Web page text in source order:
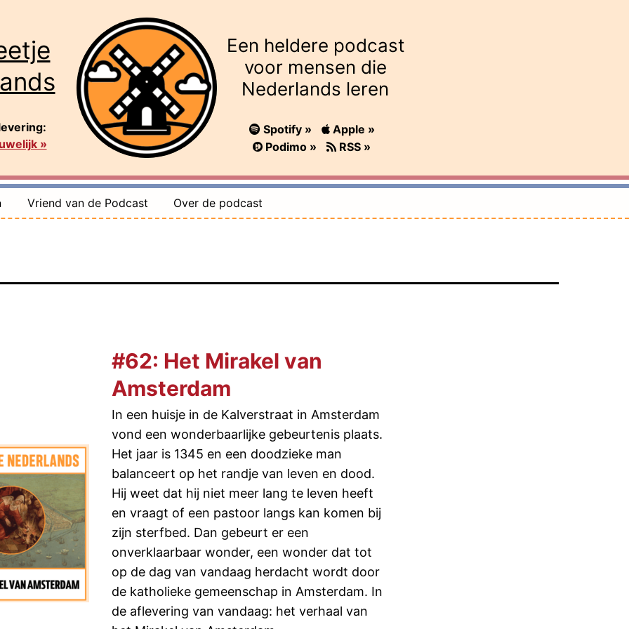
»
Een heldere podcast
voor mensen die
Nederlands leren
Spotify »
Apple »
Podimo »
RSS »
Vriend van de Podcast Over de podcast
#62: Het Mirakel van
Amsterdam
In een huisje in de Kalverstraat in Amsterdam
vond een wonderbaarlijke gebeurtenis plaats.
Het jaar is 1345 en een doodzieke man
balanceert op het randje van leven en dood.
Hij weet dat hij niet meer lang te leven heeft
en vraagt of een pastoor langs kan komen bij
zijn sterfbed. Dan gebeurt er een
onverklaarbaar wonder, een wonder dat tot
op de dag van vandaag herdacht wordt door
de katholieke gemeenschap in Amsterdam. In
de aflevering van vandaag: het verhaal van